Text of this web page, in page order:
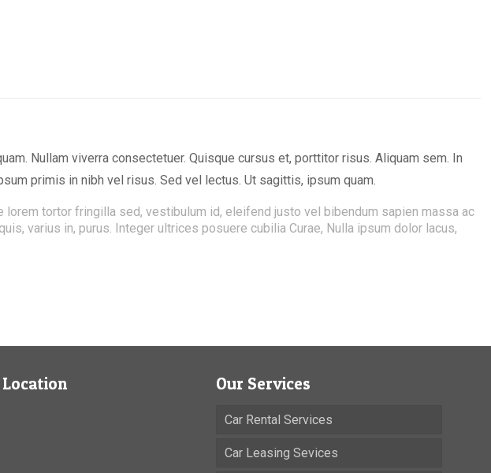
Nullam viverra consectetuer. Quisque cursus et, porttitor risus. Aliquam sem. In
primis in nibh vel risus. Sed vel lectus. Ut sagittis, ipsum quam.
lorem tortor fringilla sed, vestibulum id, eleifend justo vel bibendum sapien massa ac
varius in, purus. Integer ultrices posuere cubilia Curae, Nulla ipsum dolor lacus,
Location Our Services
Car Rental Services
Car Leasing Sevices